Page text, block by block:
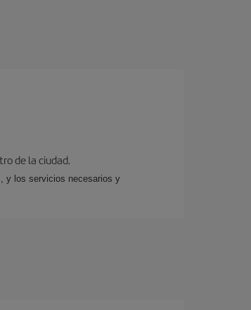
de la ciudad.
y los servicios necesarios y